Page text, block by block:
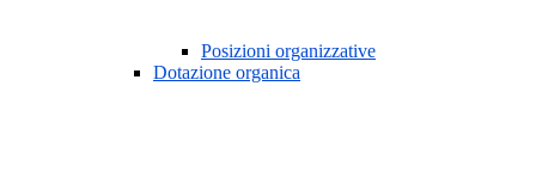
Posizioni organizzative
Dotazione organica